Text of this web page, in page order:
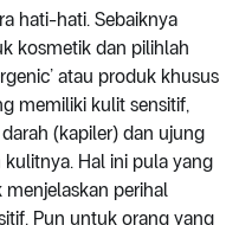
hati-hati. Sebaiknya
kosmetik dan pilihlah
atau produk khusus
memiliki kulit sensitif,
(kapiler) dan ujung
Hal ini pula yang
perihal
Pun untuk orang yang